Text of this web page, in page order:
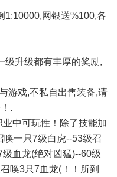
网银送%100,各
级升级都有丰厚的奖励,
游戏,不私自出售装备,请
.
中可玩性！除了技能加
一只7级白虎--53级召
血龙(绝对凶猛)--60级
唤3只7血龙(！！所到